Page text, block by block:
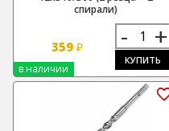
спирали)
359₽ - +
КУПИТЬ
в наличии